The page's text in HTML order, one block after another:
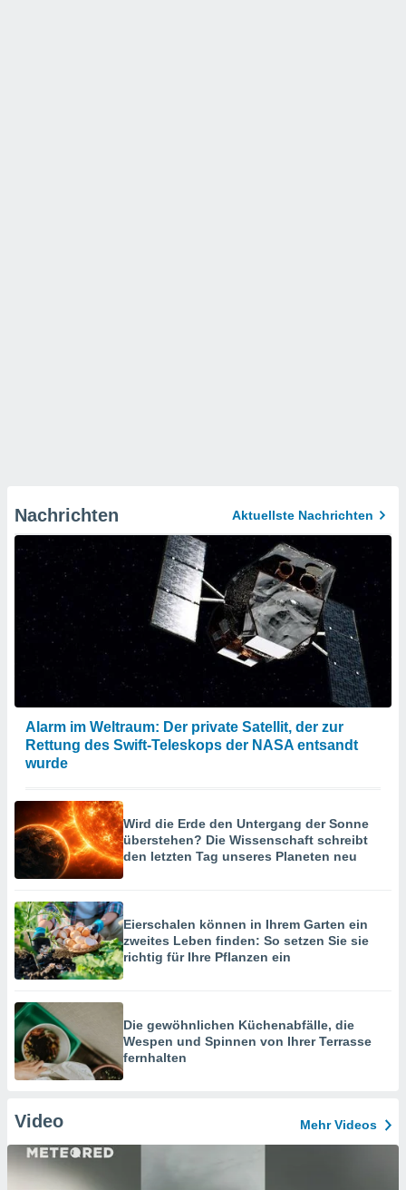
Nachrichten Aktuellste Nachrichten
Alarm im Weltraum: Der private Satellit, der zur
Rettung des Swift-Teleskops der NASA entsandt
wurde
Wird die Erde den Untergang der Sonne
überstehen? Die Wissenschaft schreibt
den letzten Tag unseres Planeten neu
Eierschalen können in Ihrem Garten ein
zweites Leben finden: So setzen Sie sie
richtig für Ihre Pflanzen ein
Die gewöhnlichen Küchenabfälle, die
Wespen und Spinnen von Ihrer Terrasse
fernhalten
Video Mehr Videos